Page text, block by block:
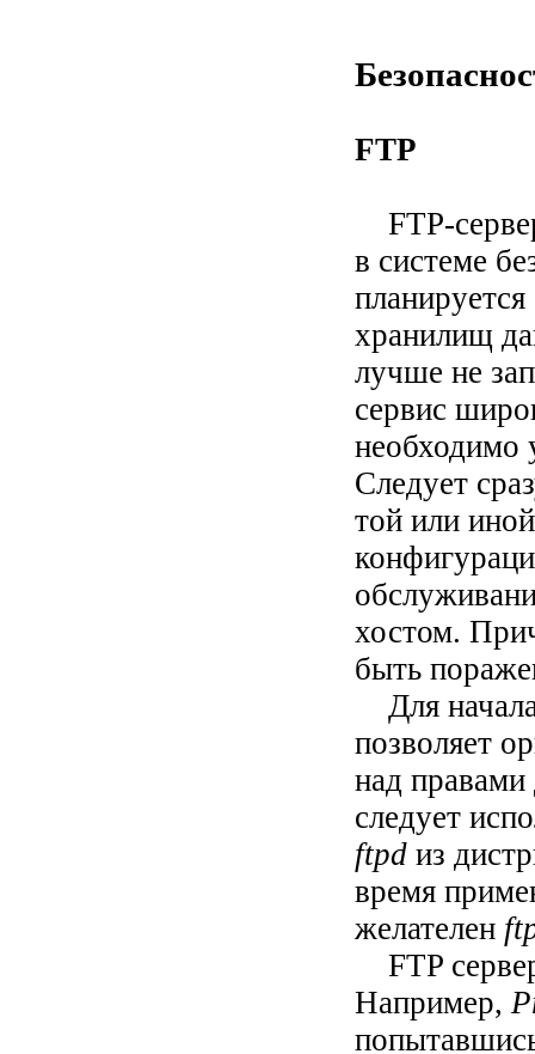
FTP
FTP-
в системе
хранилищ
лучше не
сервис
необходимо
Следует
той или
хостом.
быть
Для
позволяет
над правами
следует
ftpd из
время
желателен
FTP
Например,